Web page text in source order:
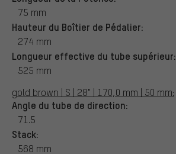
75 mm
Hauteur du Boîtier de Pédalier:
274 mm
Longueur effective du tube supérieur:
525 mm
gold brown | S | 28" | 170,0 mm | 50 mm:
Angle du tube de direction:
71.5
Stack:
568 mm